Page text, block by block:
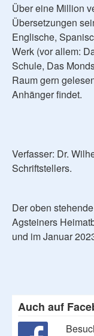
Über eine Million
Übersetzungen
Englische,
Werk (vor allem:
Schule, Das
Raum gern
Anhänger findet.
Verfasser: Dr.
Schriftstellers.
Der oben
Agsteiners
und im Januar
Auch auf